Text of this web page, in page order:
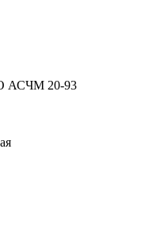
АСЧМ 20-93